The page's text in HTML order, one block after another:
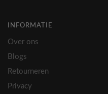
INFORMATIE
Over ons
Blogs
Retourneren
Privacy